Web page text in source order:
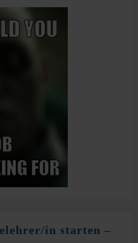
in starten –